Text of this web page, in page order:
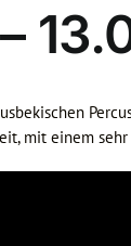
mit einem